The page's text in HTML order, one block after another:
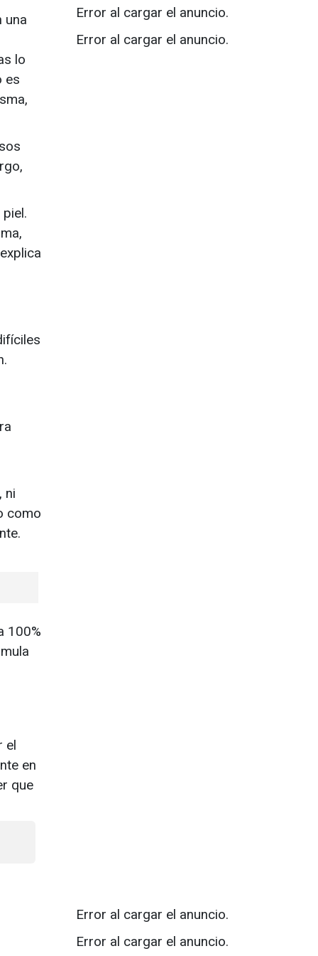
una
lo
es
ni
como
100%
el
en
que
Error al cargar el anuncio.
Error al cargar el anuncio.
Error al cargar el anuncio.
Error al cargar el anuncio.